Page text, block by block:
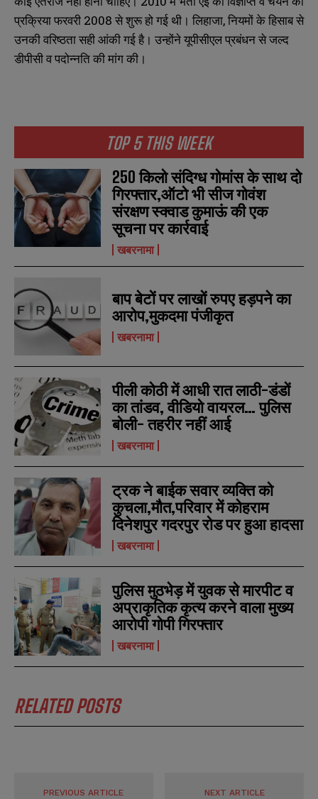
e
a
l
*
N
u
b
SUBMIT
e
a
l
*
N
u
b
SUBMIT
TOP 5 THIS WEEK
250 किलो संदिग्ध गोमांस के साथ दो
गिरफ्तार,ऑटो भी सीज गोवंश
संरक्षण स्क्वाड कुमाऊं की एक
सूचना पर कार्रवाई
खबरनामा
बाप बेटों पर लाखों रुपए हड़पने का
आरोप,मुकदमा पंजीकृत
खबरनामा
पीली कोठी में आधी रात लाठी-डंडों
का तांडव, वीडियो वायरल… पुलिस
बोली- तहरीर नहीं आई
खबरनामा
ट्रक ने बाईक सवार व्यक्ति को
कुचला,मौत,परिवार में कोहराम
दिनेशपुर गदरपुर रोड पर हुआ हादसा
खबरनामा
पुलिस मुठभेड़ में युवक से मारपीट व
अप्राकृतिक कृत्य करने वाला मुख्य
आरोपी गोपी गिरफ्तार
खबरनामा
RELATED POSTS
प्रक्रिया फरवरी 2008 से शुरू हो गई थी। लिहाजा, नियमों के हिसाब से
उनकी वरिष्ठता सही आंकी गई है। उन्होंने यूपीसीएल प्रबंधन से जल्द
डीपीसी व पदोन्नति की मांग की।
PREVIOUS ARTICLE NEXT ARTICLE